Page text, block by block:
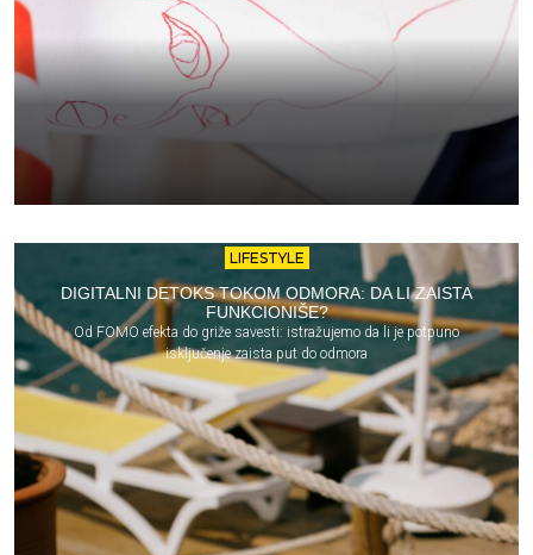
LIFESTYLE
DIGITALNI DETOKS TOKOM ODMORA: DA LI ZAISTA
FUNKCIONIŠE?
Od FOMO efekta do griže savesti: istražujemo da li je potpuno
isključenje zaista put do odmora